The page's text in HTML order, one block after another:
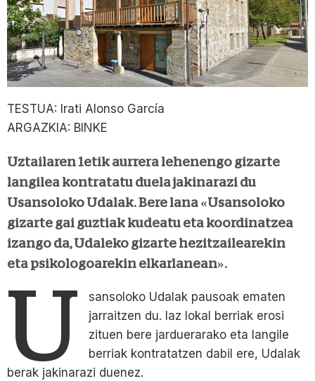
TESTUA: Irati Alonso García
ARGAZKIA: BINKE
Uztailaren 1etik aurrera lehenengo gizarte
langilea kontratatu duela jakinarazi du
Usansoloko Udalak. Bere lana «Usansoloko
gizarte gai guztiak kudeatu eta koordinatzea
izango da, Udaleko gizarte hezitzailearekin
eta psikologoarekin elkarlanean».
U
sansoloko Udalak pausoak ematen
jarraitzen du. Iaz lokal berriak erosi
zituen bere jarduerarako eta langile
berriak kontratatzen dabil ere, Udalak
berak jakinarazi duenez.